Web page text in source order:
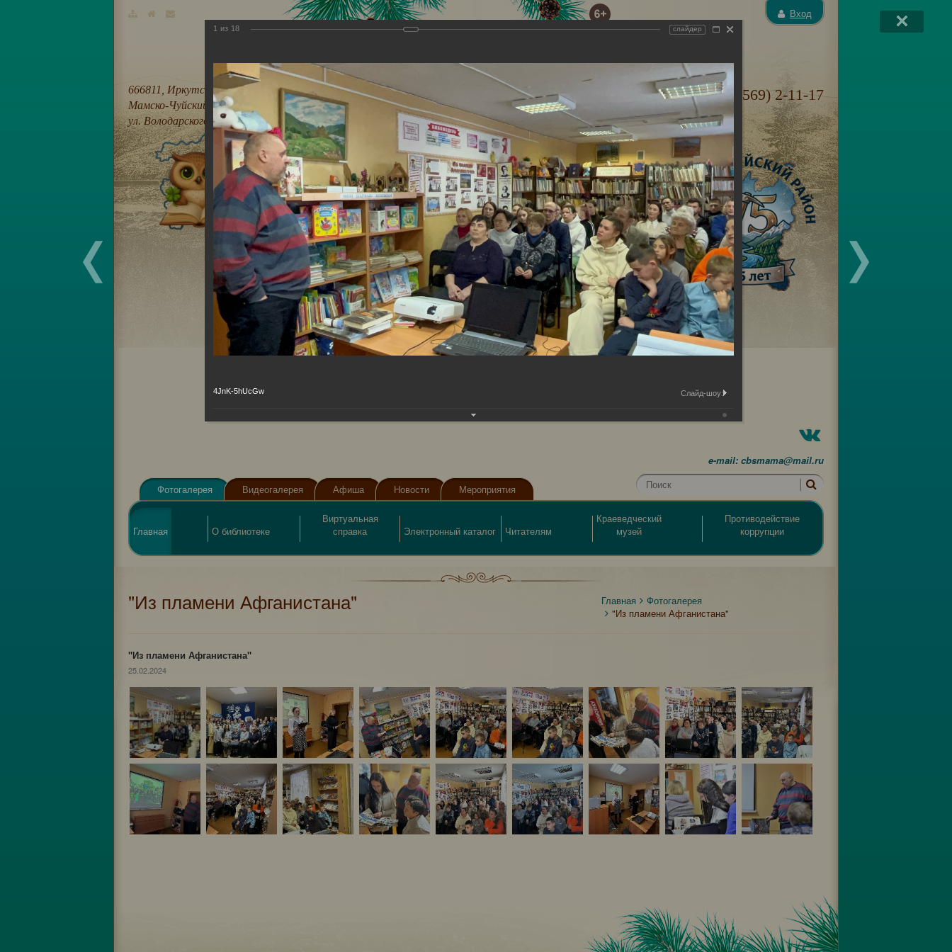
666811, Иркутская область,
Мамско-Чуйский район, п. Мама,
ул. Володарского, 21
Вход
+7 (39569) 2-11-17
e-mail: cbsmama@mail.ru
Фотогалерея Видеогалерея Афиша Новости Мероприятия
Главная О библиотеке
Виртуальная
справка
Электронный каталог Читателям
Краеведческий
музей
Противодействие
коррупции
"Из пламени Афганистана" Главная
Фотогалерея
"Из пламени Афганистана"
"Из пламени Афганистана"
25.02.2024
1 из 18 слайдер
4JnK-5hUcGw Слайд-шоу: